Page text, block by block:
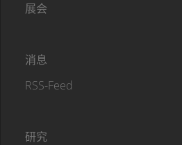
展会
消息
RSS-Feed
研究